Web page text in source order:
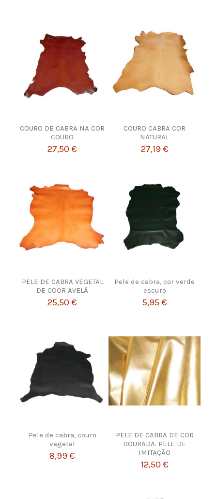
COURO DE CABRA NA COR
COURO
27,50 €
COURO CABRA COR
NATURAL
27,19 €
PELE DE CABRA VEGETAL
DE COOR AVELÃ
25,50 €
Pele de cabra, cor verde
escuro
5,95 €
Pele de cabra, couro
vegetal
8,99 €
PELE DE CABRA DE COR
DOURADA. PELE DE
IMITAÇÃO
12,50 €